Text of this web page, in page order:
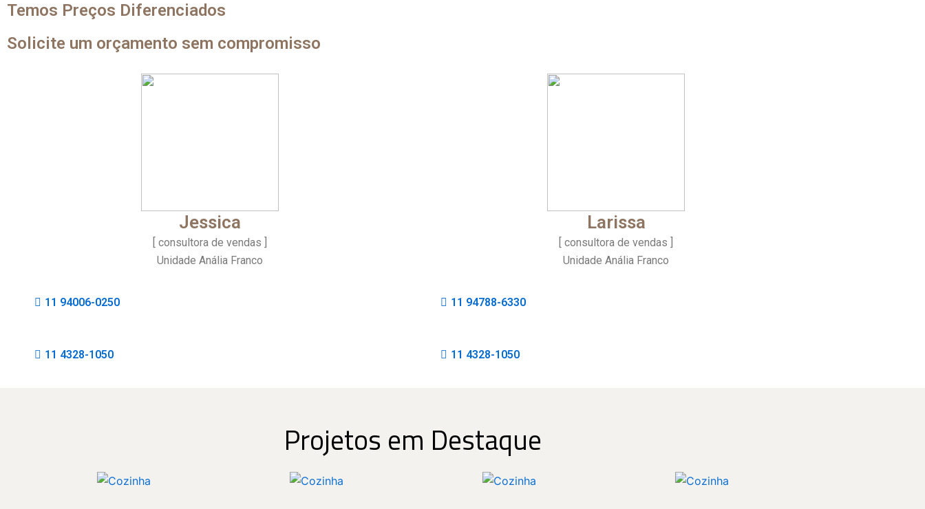
Temos Preços Diferenciados
Solicite um orçamento sem compromisso
Jessica
[ consultora de vendas ]
Unidade Anália Franco
11 94006-0250
11 4328-1050
Larissa
[ consultora de vendas ]
Unidade Anália Franco
11 94788-6330
11 4328-1050
Projetos em Destaque